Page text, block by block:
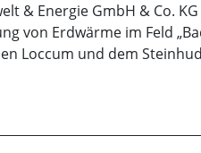
& Energie GmbH & Co.
von Erdwärme im Feld
Loccum und dem
Projekte zur